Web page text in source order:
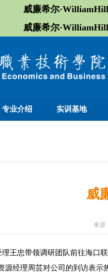
威廉希尔
威廉希尔
专业介绍 实训基地
威
来源
王忠带领调研团队前往海口
源经理周芸对公司的到访表示